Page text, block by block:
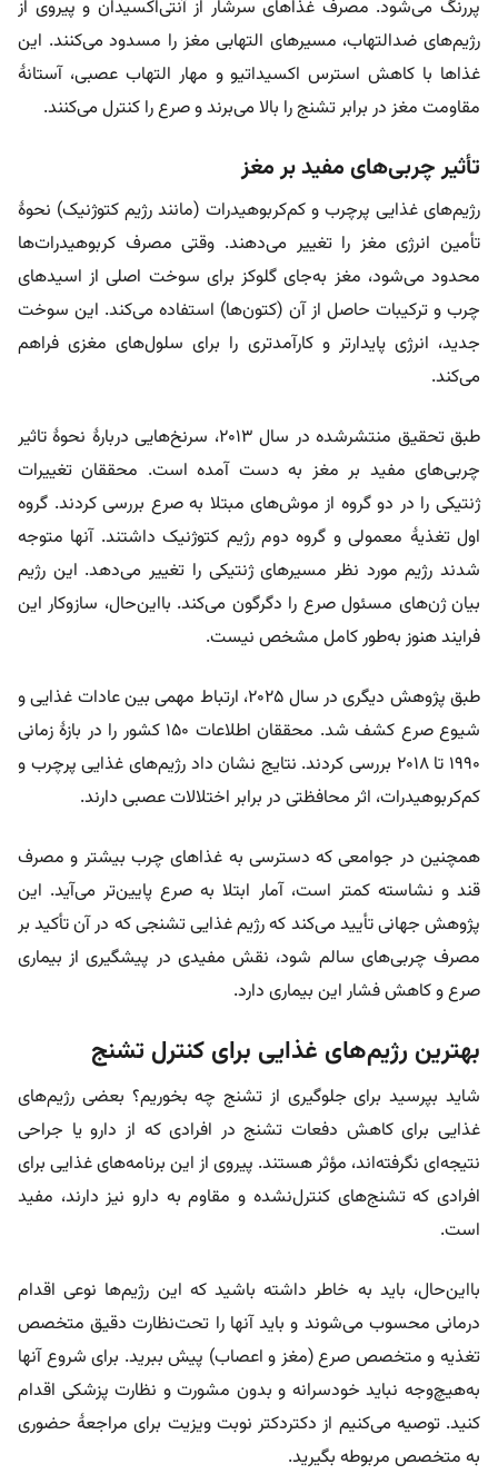
پررنگ می‌شود. مصرف غذاهای سرشار از آنتی‌اکسیدان و پیروی از
رژیم‌های ضدالتهاب، مسیرهای التهابی مغز را مسدود می‌کنند. این
غذاها با کاهش استرس اکسیداتیو و مهار التهاب عصبی، آستانۀ
مقاومت مغز در برابر تشنج را بالا می‌برند و صرع را کنترل می‌کنند.
تأثیر چربی‌های مفید بر مغز
رژیم‌های غذایی پرچرب و کم‌کربوهیدرات (مانند رژیم کتوژنیک) نحوۀ
تأمین انرژی مغز را تغییر می‌دهند. وقتی مصرف کربوهیدرات‌ها
محدود می‌شود، مغز به‌جای گلوکز برای سوخت اصلی از اسیدهای
چرب و ترکیبات حاصل از آن (کتون‌ها) استفاده می‌کند. این سوخت
جدید، انرژی پایدارتر و کارآمدتری را برای سلول‌های مغزی فراهم
می‌‌کند.
طبق تحقیق منتشرشده در سال ۲۰۱۳، سرنخ‌هایی دربارۀ نحوۀ تاثیر
چربی‌های مفید بر مغز به دست آمده است. محققان تغییرات
ژنتیکی را در دو گروه از موش‌های مبتلا به صرع بررسی کردند. گروه
اول تغذیۀ معمولی و گروه دوم رژیم کتوژنیک داشتند. آنها متوجه
شدند رژیم مورد نظر مسیرهای ژنتیکی را تغییر می‌دهد. این رژیم
بیان ژن‌های مسئول صرع را دگرگون می‌کند. بااین‌حال، سازوکار این
فرایند هنوز به‌طور کامل مشخص نیست.
طبق پژوهش دیگری در سال ۲۰۲۵، ارتباط مهمی بین عادات غذایی و
شیوع صرع کشف شد. محققان اطلاعات ۱۵۰ کشور را در بازۀ زمانی
۱۹۹۰ تا ۲۰۱۸ بررسی کردند. نتایج نشان داد رژیم‌های غذایی پرچرب و
کم‌کربوهیدرات، اثر محافظتی در برابر اختلالات عصبی دارند.
همچنین در جوامعی که دسترسی به غذاهای چرب بیشتر و مصرف
قند و نشاسته کمتر است، آمار ابتلا به صرع پایین‌تر می‌آید. این
پژوهش جهانی تأیید می‌کند که رژیم غذایی تشنجی که در آن تأکید بر
مصرف چربی‌های سالم شود، نقش مفیدی در پیشگیری از بیماری
صرع و کاهش فشار این بیماری دارد.
بهترین رژیم‌های غذایی برای کنترل تشنج
شاید بپرسید برای جلوگیری از تشنج چه بخوریم؟ بعضی رژیم‌های
غذایی برای کاهش دفعات تشنج در افرادی که از دارو یا جراحی
نتیجه‌ای نگرفته‌اند، مؤثر هستند. پیروی از این برنامه‌های غذایی برای
افرادی که تشنج‌های کنترل‌نشده و مقاوم به دارو نیز دارند، مفید
است.
بااین‌حال، باید به خاطر داشته باشید که این رژیم‌‎ها نوعی اقدام
درمانی محسوب می‌شوند و باید آنها را تحت‌نظارت دقیق متخصص
تغذیه و متخصص صرع (مغز و اعصاب) پیش ببرید. برای شروع آنها
به‌هیچ‌وجه نباید خودسرانه و بدون مشورت و نظارت پزشکی اقدام
کنید. توصیه می‌کنیم از دکتردکتر نوبت ویزیت برای مراجعۀ حضوری
به متخصص مربوطه بگیرید.